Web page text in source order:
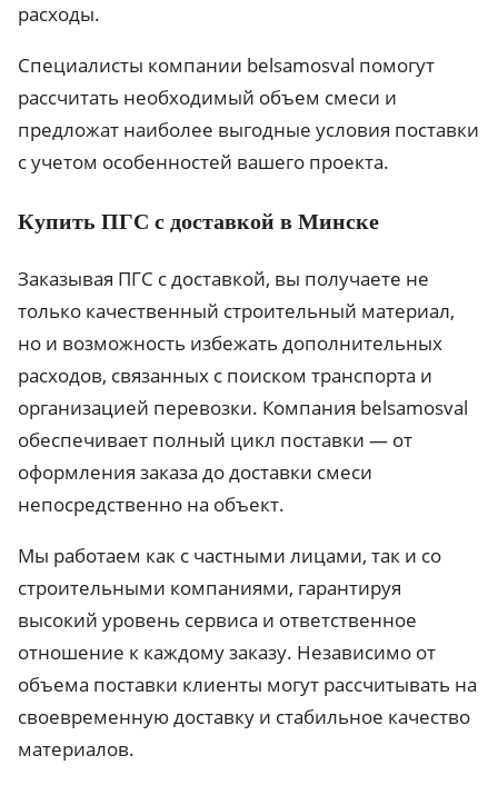
расходы.
Специалисты компании belsamosval помогут
рассчитать необходимый объем смеси и
предложат наиболее выгодные условия поставки
с учетом особенностей вашего проекта.
Купить ПГС с доставкой в Минске
Заказывая ПГС с доставкой, вы получаете не
только качественный строительный материал,
но и возможность избежать дополнительных
расходов, связанных с поиском транспорта и
организацией перевозки. Компания belsamosval
обеспечивает полный цикл поставки — от
оформления заказа до доставки смеси
непосредственно на объект.
Мы работаем как с частными лицами, так и со
строительными компаниями, гарантируя
высокий уровень сервиса и ответственное
отношение к каждому заказу. Независимо от
объема поставки клиенты могут рассчитывать на
своевременную доставку и стабильное качество
материалов.